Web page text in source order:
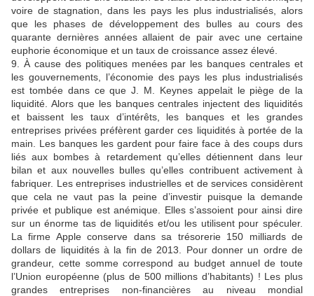
voire de stagnation, dans les pays les plus industrialisés, alors
que les phases de développement des bulles au cours des
quarante dernières années allaient de pair avec une certaine
euphorie économique et un taux de croissance assez élevé.
9. À cause des politiques menées par les banques centrales et
les gouvernements, l’économie des pays les plus industrialisés
est tombée dans ce que J. M. Keynes appelait le piège de la
liquidité. Alors que les banques centrales injectent des liquidités
et baissent les taux d’intérêts, les banques et les grandes
entreprises privées préfèrent garder ces liquidités à portée de la
main. Les banques les gardent pour faire face à des coups durs
liés aux bombes à retardement qu’elles détiennent dans leur
bilan et aux nouvelles bulles qu’elles contribuent activement à
fabriquer. Les entreprises industrielles et de services considèrent
que cela ne vaut pas la peine d’investir puisque la demande
privée et publique est anémique. Elles s’assoient pour ainsi dire
sur un énorme tas de liquidités et/ou les utilisent pour spéculer.
La firme Apple conserve dans sa trésorerie 150 milliards de
dollars de liquidités à la fin de 2013. Pour donner un ordre de
grandeur, cette somme correspond au budget annuel de toute
l’Union européenne (plus de 500 millions d’habitants) ! Les plus
grandes entreprises non-financières au niveau mondial